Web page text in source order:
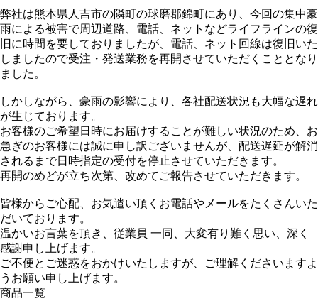
弊社は熊本県人吉市の隣町の球磨郡錦町にあり、今回の集中豪
雨による被害で周辺道路、電話、ネットなどライフラインの復
旧に時間を要しておりましたが、電話、ネット回線は復旧いた
しましたので受注・発送業務を再開させていただくこととなり
ました。
しかしながら、豪雨の影響により、各社配送状況も大幅な遅れ
が生じております。
お客様のご希望日時にお届けすることが難しい状況のため、お
急ぎのお客様には誠に申し訳ございませんが、配送遅延が解消
されるまで日時指定の受付を停止させていただきます。
再開のめどが立ち次第、改めてご報告させていただきます。
皆様からご心配、お気遣い頂くお電話やメールをたくさんいた
だいております。
温かいお言葉を頂き、従業員 一同、大変有り難く思い、深く
感謝申し上げます。
ご不便とご迷惑をおかけいたしますが、ご理解くださいますよ
うお願い申し上げます。
商品一覧